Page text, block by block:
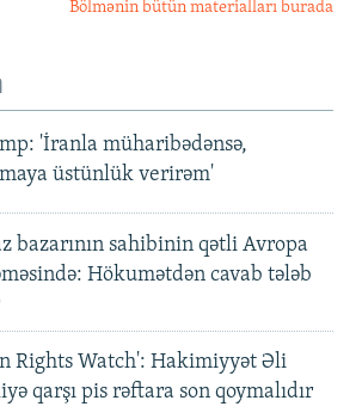
Bölmənin bütün materialları burada
'İranla müharibədənsə,
üstünlük verirəm'
bazarının sahibinin qətli Avropa
Hökumətdən cavab tələb
Rights Watch': Hakimiyyət Əli
qarşı pis rəftara son qoymalıdır